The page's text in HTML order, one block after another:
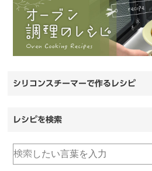
シリコンスチーマーで作るレシピ
レシピを検索